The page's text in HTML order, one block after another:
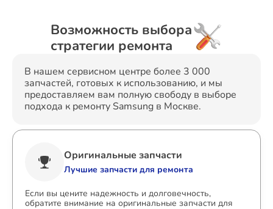
Возможность выбора
стратегии ремонта
В нашем сервисном центре более 3 000
запчастей, готовых к использованию, и мы
предоставляем вам полную свободу в выборе
подхода к ремонту Samsung в Москве.
Оригинальные запчасти
Лучшие запчасти для ремонта
Если вы цените надежность и долговечность,
обратите внимание на оригинальные запчасти для